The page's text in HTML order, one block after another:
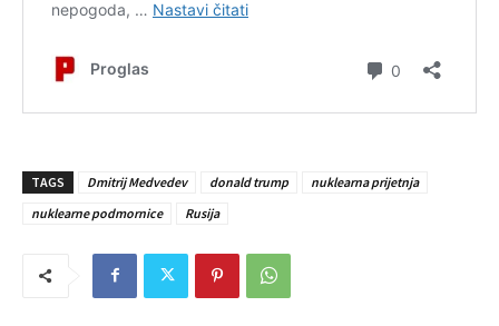
TAGS Dmitrij Medvedev donald trump
nuklearna prijetnja
nuklearne podmornice
Rusija